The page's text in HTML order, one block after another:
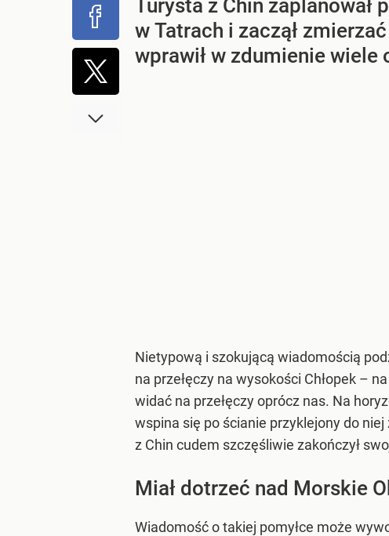
Turysta z Chin zaplanował
w Tatrach i zaczął
wprawił w zdumienie wiele
Nietypową i szokującą wiadomością
na przełęczy na wysokości Chłopek –
widać na przełęczy oprócz nas. Na
wspina się po ścianie przyklejony do
z Chin cudem szczęśliwie zakończył
Miał dotrzeć nad Morskie
Wiadomość o takiej pomyłce może